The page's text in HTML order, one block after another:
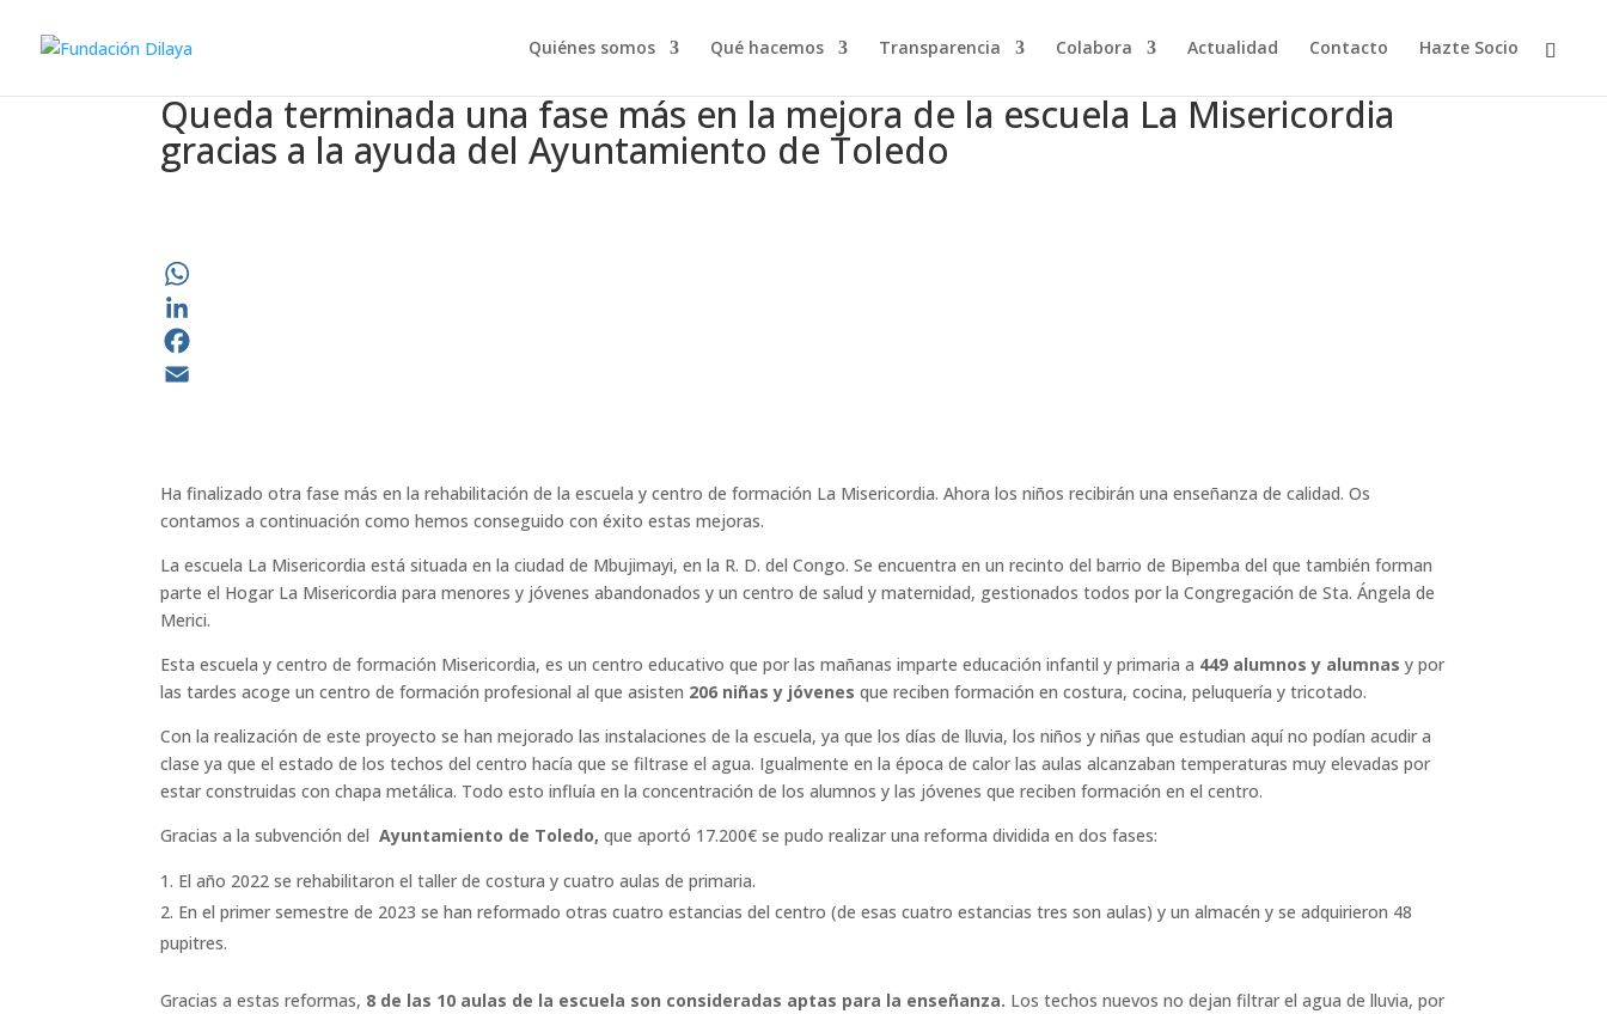
Quiénes somos Qué hacemos Transparencia Colabora Actualidad Contacto Hazte Socio
Queda terminada una fase más en la mejora de la escuela La Misericordia
gracias a la ayuda del Ayuntamiento de Toledo
WhatsApp
LinkedIn
Facebook
Ha finalizado otra fase más en la rehabilitación de la escuela y centro de formación La Misericordia. Ahora los niños recibirán una enseñanza de calidad. Os
contamos a continuación como hemos conseguido con éxito estas mejoras.
La escuela La Misericordia está situada en la ciudad de Mbujimayi, en la R. D. del Congo. Se encuentra en un recinto del barrio de Bipemba del que también forman
parte el Hogar La Misericordia para menores y jóvenes abandonados y un centro de salud y maternidad, gestionados todos por la Congregación de Sta. Ángela de
Merici.
Esta escuela y centro de formación Misericordia, es un centro educativo que por las mañanas imparte educación infantil y primaria a 449 alumnos y alumnasy por
las tardes acoge un centro de formación profesional al que asisten 206 niñas y jóvenesque reciben formación en costura, cocina, peluquería y tricotado.
Con la realización de este proyecto se han mejorado las instalaciones de la escuela, ya que los días de lluvia, los niños y niñas que estudian aquí no podían acudir a
clase ya que el estado de los techos del centro hacía que se filtrase el agua. Igualmente en la época de calor las aulas alcanzaban temperaturas muy elevadas por
estar construidas con chapa metálica. Todo esto influía en la concentración de los alumnos y las jóvenes que reciben formación en el centro.
Gracias a la subvención delAyuntamiento de Toledo,que aportó 17.200€ se pudo realizar una reforma dividida en dos fases:
El año 2022 se rehabilitaron el taller de costura y cuatro aulas de primaria.
En el primer semestre de 2023 se han reformado otras cuatro estancias del centro (de esas cuatro estancias tres son aulas) y un almacén y se adquirieron 48
pupitres.
Gracias a estas reformas, 8 de las 10 aulas de la escuela son consideradas aptas para la enseñanza. Los techos nuevos no dejan filtrar el agua de lluvia, por